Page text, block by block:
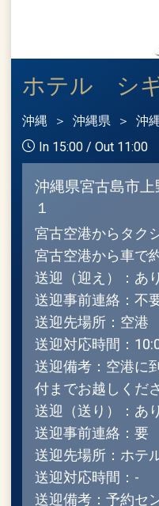
ホテル シ
沖縄 沖縄県 沖
In 15:00 / Out 11:00
沖縄県宮古島市
１
宮古空港からタク
宮古空港から車で
送迎（迎え）：あり
送迎事前連絡：不
送迎先場所：空港
送迎対応時間：
送迎備考：空港に
付までお越しくだ
送迎（送り）：あり
送迎事前連絡：要
送迎先場所：ホテ
送迎対応時間：-
送迎備考：予約セ